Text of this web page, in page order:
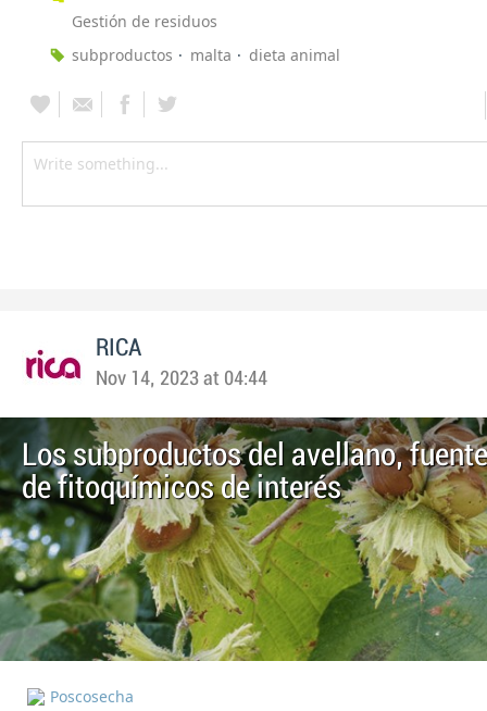
Gestión de residuos
subproductos
malta dieta animal
RICA
Nov 14, 2023 at 04:44
Los subproductos del avellano,
de fitoquímicos de interés
Poscosecha